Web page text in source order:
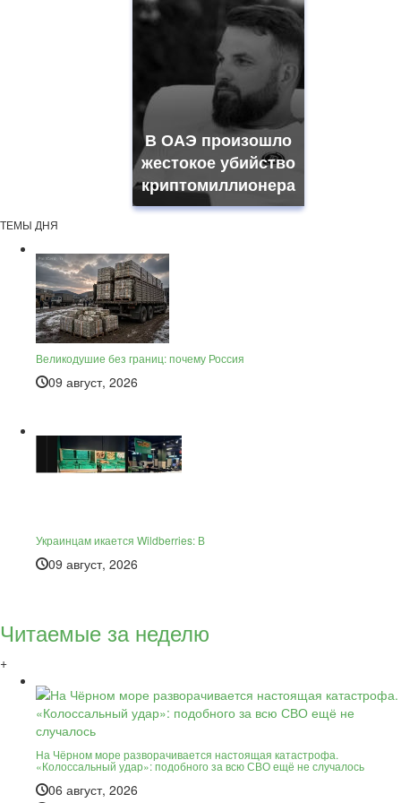
В ОАЭ произошло
жестокое убийство
криптомиллионера
ТЕМЫ ДНЯ
Великодушие без границ: почему Россия
09 август, 2026
Украинцам икается Wildberries: В
09 август, 2026
Читаемые за неделю
+
На Чёрном море разворачивается настоящая катастрофа.
«Колоссальный удар»: подобного за всю СВО ещё не случалось
06 август, 2026